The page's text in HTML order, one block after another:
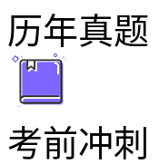
历年真题
考前冲刺